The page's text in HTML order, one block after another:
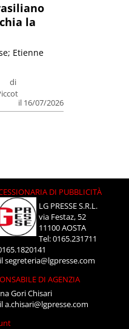
la
di
il 16/07/2026
Etienne
DI PUBBLICITÀ
LG PRESSE S.R.L.
via Festaz, 52
11100 AOSTA
Tel: 0165.231711
segreteria@lgpresse.com
DI AGENZIA
Gori Chisari
a.chisari@lgpresse.com